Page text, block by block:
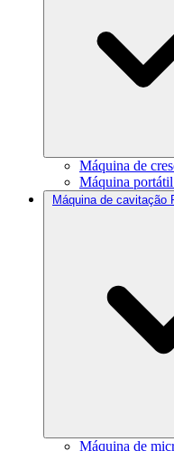
Máquina de
Máquina
Máquina de cavitação
Máquina de